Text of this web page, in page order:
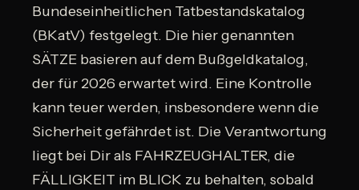
Bundeseinheitlichen Tatbestandskatalog
(BKatV) festgelegt. Die hier genannten
SÄTZE basieren auf dem Bußgeldkatalog,
der für 2026 erwartet wird. Eine Kontrolle
kann teuer werden, insbesondere wenn die
Sicherheit gefährdet ist. Die Verantwortung
liegt bei Dir als FAHRZEUGHALTER, die
FÄLLIGKEIT im BLICK zu behalten, sobald